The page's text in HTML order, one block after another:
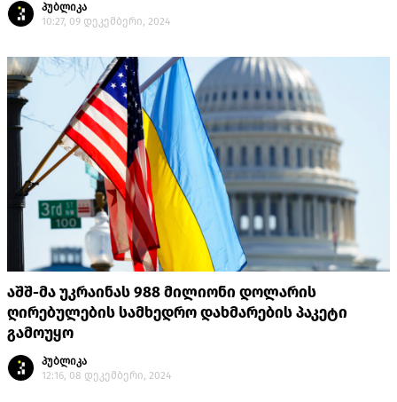
პუბლიკა
10:27, 09 დეკემბერი, 2024
აშშ-მა უკრაინას 988 მილიონი დოლარის
ღირებულების სამხედრო დახმარების პაკეტი
გამოუყო
პუბლიკა
12:16, 08 დეკემბერი, 2024